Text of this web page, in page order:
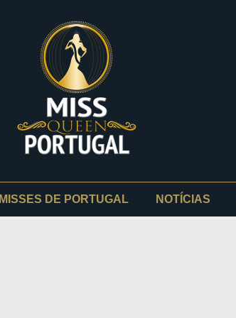
MISSES DE PORTUGAL NOTÍCIAS